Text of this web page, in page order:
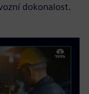
dokonalost.